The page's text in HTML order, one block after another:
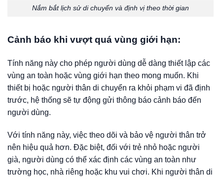
Nắm bắt lịch sử di chuyển và định vị theo thời gian
Cảnh báo khi vượt quá vùng giới hạn:
Tính năng này cho phép người dùng dễ dàng thiết lập các
vùng an toàn hoặc vùng giới hạn theo mong muốn. Khi
thiết bị hoặc người thân di chuyển ra khỏi phạm vi đã định
trước, hệ thống sẽ tự động gửi thông báo cảnh báo đến
người dùng.
Với tính năng này, việc theo dõi và bảo vệ người thân trở
nên hiệu quả hơn. Đặc biệt, đối với trẻ nhỏ hoặc người
già, người dùng có thể xác định các vùng an toàn như
trường học, nhà riêng hoặc khu vui chơi. Khi người thân di